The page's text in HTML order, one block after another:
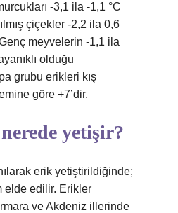
-3,1 ila -1,1 °C
çiçekler -2,2 ila 0,6
Genç meyvelerin -1,1 ila
olduğu
grubu erikleri kış
göre +7’dir.
yetişir?
erik yetiştirildiğinde;
elde edilir. Erikler
ve Akdeniz illerinde